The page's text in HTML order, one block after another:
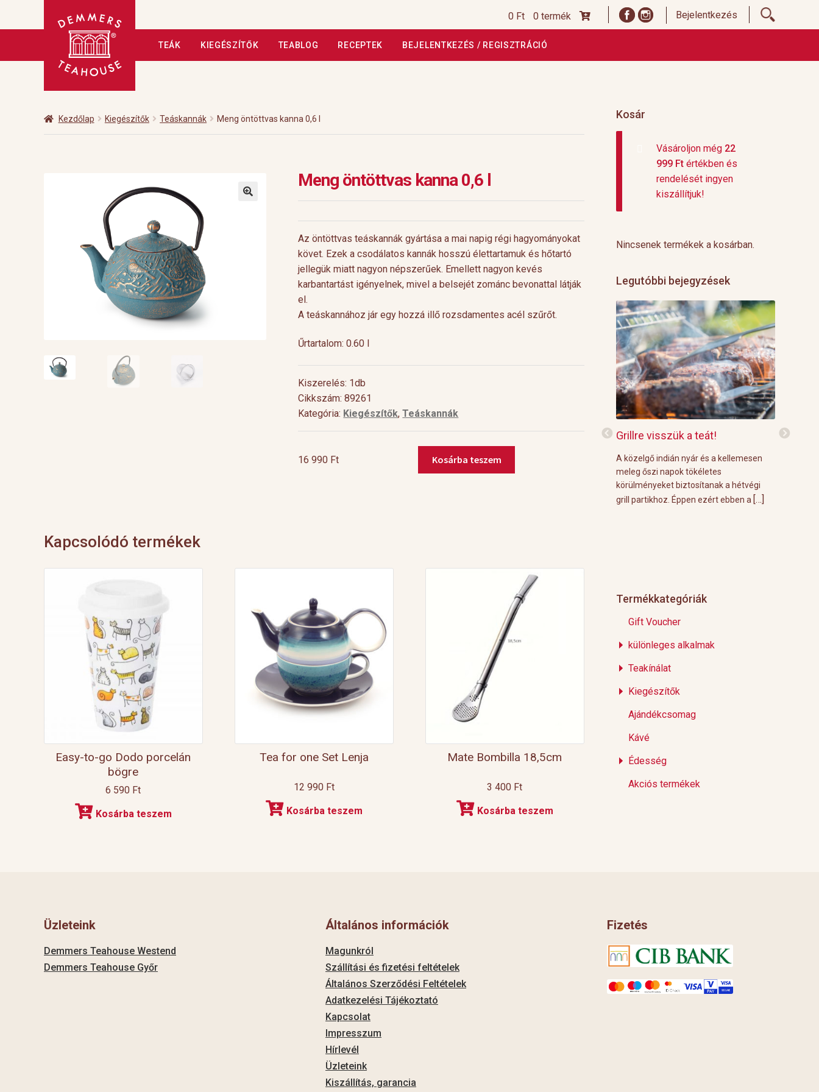
0 Ft 0 termék Bejelentkezés
navigációhoz
Kilépés
tartalomba
TEÁK KIEGÉSZÍTŐK TEABLOG RECEPTEK BEJELENTKEZÉS / REGISZTRÁCIÓ
Üzleteink Vendéglátás Visszautasított fizetés Webáruház Rólunk HoReCa Impresszum
Kezdőlap Kiegészítők Teáskannák Meng öntöttvas kanna 0,6 l
Meng öntöttvas kanna 0,6 l
Az öntöttvas teáskannák gyártása a mai napig régi hagyományokat
követ. Ezek a csodálatos kannák hosszú élettartamuk és hőtartó
jellegük miatt nagyon népszerűek. Emellett nagyon kevés
karbantartást igényelnek, mivel a belsejét zománc bevonattal látják
el.
A teáskannához jár egy hozzá illő rozsdamentes acél szűrőt.
Űrtartalom: 0.60 l
Kiszerelés: 1db
Cikkszám: 89261
Kategória: Kiegészítők,Teáskannák
16 990 Ft Kosárba teszem
Kapcsolódó termékek
Easy-to-go Dodo porcelán
bögre
6 590 Ft
Kosárba teszem
Tea for one Set Lenja
12 990 Ft
Kosárba teszem
Mate Bombilla 18,5cm
3 400 Ft
Kosárba teszem
Kosár
Vásároljon még 22
999 Ft értékben és
rendelését ingyen
kiszállítjuk!
Nincsenek termékek a kosárban.
Legutóbbi bejegyzések
Levendulás aperitif
Hozzávalók 1 pohárhoz: 3 g Demmers
Levendulavirág 125 ml víz Prosecco
Marokkói tea kultúra
Gunpowder mentával Marokkóban Atay
b’nahna – ez a neve annak a frissítő
Grillre visszük a teát!
A közelgő indián nyár és a kellemesen
meleg őszi napok tökéletes
körülményeket biztosítanak a hétvégi
grill partikhoz. Éppen ezért ebben a […]
Green
Termékkategóriák
Gift Voucher
különleges alkalmak
Teakínálat
Kiegészítők
Ajándékcsomag
Kávé
Édesség
Akciós termékek
Üzleteink
Demmers Teahouse Westend
Demmers Teahouse Győr
Általános információk
Magunkról
Szállítási és fizetési feltételek
Általános Szerződési Feltételek
Adatkezelési Tájékoztató
Kapcsolat
Impresszum
Hírlevél
Üzleteink
Kiszállítás, garancia
Fizetés